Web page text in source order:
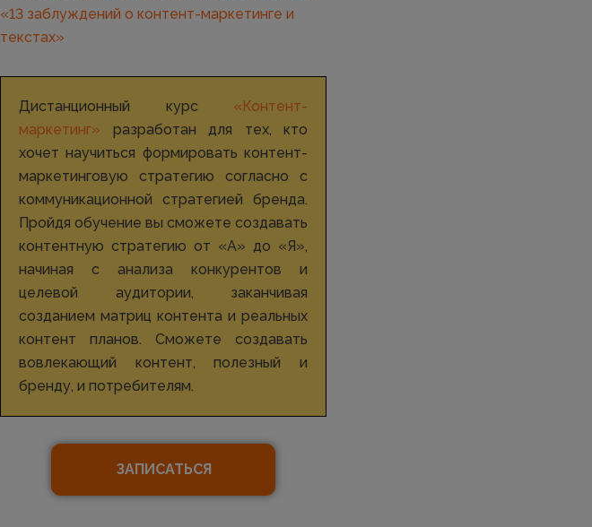
«13 заблуждений о контент-маркетинге и
текстах»
Дистанционный курс «Контент-
маркетинг» разработан для тех, кто
хочет научиться формировать контент-
маркетинговую стратегию согласно с
коммуникационной стратегией бренда.
Пройдя обучение вы сможете создавать
контентную стратегию от «А» до «Я»,
начиная с анализа конкурентов и
целевой аудитории, заканчивая
созданием матриц контента и реальных
контент планов. Сможете создавать
вовлекающий контент, полезный и
бренду, и потребителям.
ЗАПИСАТЬСЯ